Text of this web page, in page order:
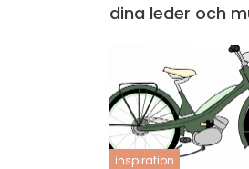
dina leder och
inspiration